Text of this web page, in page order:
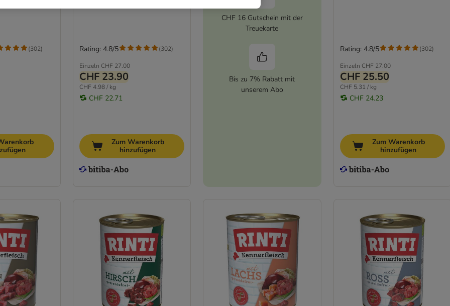
(302)
Einzeln CHF 27.00
CHF 23.90
CHF 4.98 / kg
CHF 22.71
Rating: 4.8/5 (302)
Zum Warenkorb
hinzufügen
CHF 16 Gutschein mit der
Treuekarte
Bis zu 7% Rabatt mit
unserem Abo
Einzeln CHF 27.00
CHF 25.50
CHF 5.31 / kg
CHF 24.23
Rating: 4.8/5 (302)
Zum Warenkorb
hinzufügen